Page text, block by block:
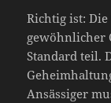
Richtig ist:
gewöhnlicher
Standard teil.
Ansässiger